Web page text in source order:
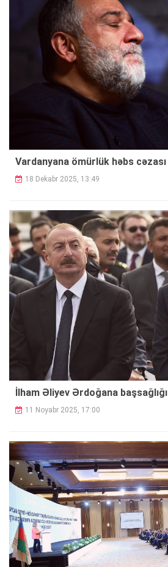
Vardanyana ömürlük həbs cəzası
18 Dekabr 2025, 13:49
İlham Əliyev Ərdoğana başsağlığı
11 Noyabr 2025, 17:00